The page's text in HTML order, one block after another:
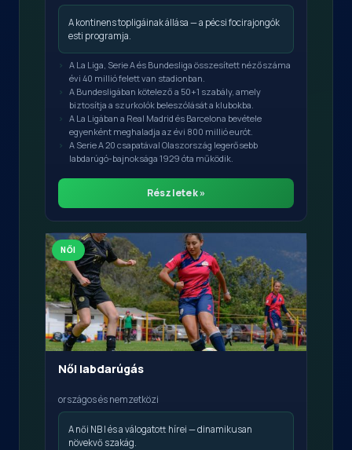
A kontinens topligáinak állása — a pécsi focirajongók
esti programja.
A La Liga, Serie A és Bundesliga összesített nézőszáma
évi 40 millió felett van stadionban.
A Bundesligában kötelező a 50+1 szabály, amely
biztosítja a szurkolók beleszólását a klubokba.
A La Ligában a Real Madrid és Barcelona bevétele
egyenként meghaladja az évi 800 millió eurót.
A Serie A 20 csapatával Olaszország legerősebb
labdarúgó-bajnoksága 1929 óta működik.
Részletek »
NŐI
Női labdarúgás
országos és nemzetközi
A női NB I és a válogatott hírei — dinamikusan
növekvő szakág.